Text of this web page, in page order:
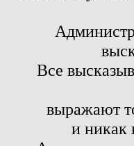
Все
выражают
и никак